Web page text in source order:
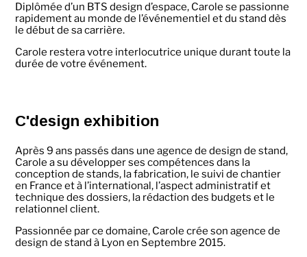
Diplômée d’un BTS design d’espace, Carole se passionne
rapidement au monde de l’événementiel et du stand dès
le début de sa carrière.
Carole restera votre interlocutrice unique durant toute la
durée de votre événement.
C'design exhibition
Après 9 ans passés dans une agence de design de stand,
Carole a su développer ses compétences dans la
conception de stands, la fabrication, le suivi de chantier
en France et à l’international, l’aspect administratif et
technique des dossiers, la rédaction des budgets et le
relationnel client.
Passionnée par ce domaine, Carole crée son agence de
design de stand à Lyon en Septembre 2015.